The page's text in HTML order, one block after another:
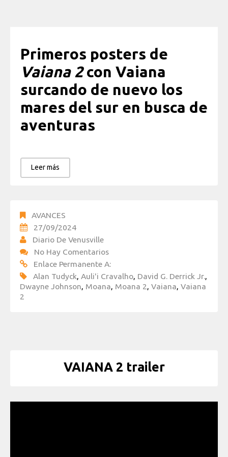
Primeros posters de
Vaiana 2con Vaiana
surcando de nuevo los
mares del sur en busca de
aventuras
Leer más
AVANCES
27/09/2024
Diario De Venusville
No Hay Comentarios
Enlace Permanente A:
Alan Tudyck, Auli'i Cravalho, David G. Derrick Jr.,
Dwayne Johnson, Moana, Moana 2, Vaiana, Vaiana
2
VAIANA 2 trailer